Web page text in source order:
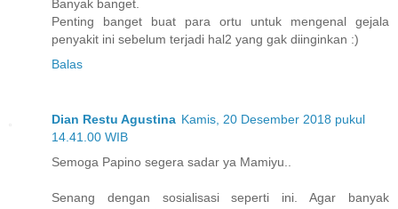
Banyak banget.
Penting banget buat para ortu untuk mengenal gejala
penyakit ini sebelum terjadi hal2 yang gak diinginkan :)
Balas
Dian Restu Agustina Kamis, 20 Desember 2018 pukul
14.41.00 WIB
Semoga Papino segera sadar ya Mamiyu..
Senang dengan sosialisasi seperti ini. Agar banyak